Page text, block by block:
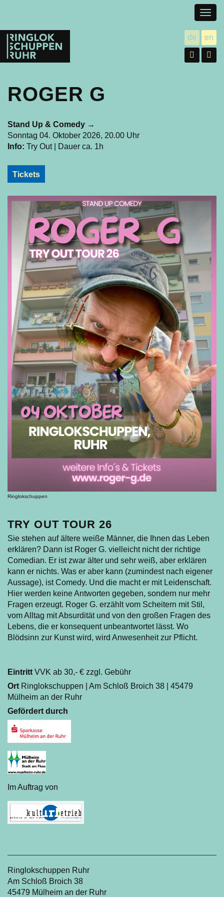
Ringlokschuppen
Ruhr
de utsch
en
ROGER G
Stand Up & Comedy →
Sonntag 04. Oktober 2026, 20.00 Uhr
Info: Try Out | Dauer ca. 1h
Tickets
Ringlokschuppen
TRY OUT TOUR 26
Sie stehen auf ältere weiße Männer, die Ihnen das Leben
erklären? Dann ist Roger G. vielleicht nicht der richtige
Comedian. Er ist zwar älter und sehr weiß, aber erklären
kann er nichts. Was er aber kann (zumindest nach eigener
Aussage), ist Comedy. Und die macht er mit Leidenschaft.
Hier werden keine Antworten gegeben, sondern nur mehr
Fragen erzeugt. Roger G. erzählt vom Scheitern mit Stil,
vom Alltag mit Absurdität und von den großen Fragen des
Lebens, die er konsequent unbeantwortet lässt. Wo
Blödsinn zur Kunst wird, wird Anwesenheit zur Pflicht.
Eintritt VVK ab 30,- € zzgl. Gebühr
Ort Ringlokschuppen | Am Schloß Broich 38 | 45479
Mülheim an der Ruhr
Gefördert durch
Im Auftrag von
Ringlokschuppen Ruhr
Am Schloß Broich 38
45479 Mülheim an der Ruhr